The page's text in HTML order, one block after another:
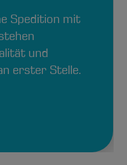
Spedition mit
und
erster Stelle.